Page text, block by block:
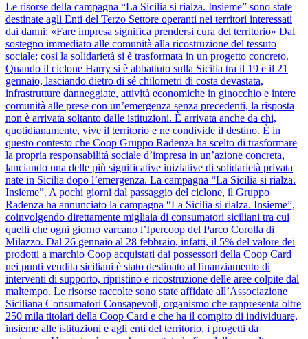
Le risorse della campagna “La Sicilia si rialza. Insieme” sono state
destinate agli Enti del Terzo Settore operanti nei territori interessati
dai danni: «Fare impresa significa prendersi cura del territorio» Dal
sostegno immediato alle comunità alla ricostruzione del tessuto
sociale: così la solidarietà si è trasformata in un progetto concreto.
Quando il ciclone Harry si è abbattuto sulla Sicilia tra il 19 e il 21
gennaio, lasciando dietro di sé chilometri di costa devastata,
infrastrutture danneggiate, attività economiche in ginocchio e intere
comunità alle prese con un’emergenza senza precedenti, la risposta
non è arrivata soltanto dalle istituzioni. È arrivata anche da chi,
quotidianamente, vive il territorio e ne condivide il destino. È in
questo contesto che Coop Gruppo Radenza ha scelto di trasformare
la propria responsabilità sociale d’impresa in un’azione concreta,
lanciando una delle più significative iniziative di solidarietà privata
nate in Sicilia dopo l’emergenza. La campagna “La Sicilia si rialza.
Insieme”. A pochi giorni dal passaggio del ciclone, il Gruppo
Radenza ha annunciato la campagna “La Sicilia si rialza. Insieme”,
coinvolgendo direttamente migliaia di consumatori siciliani tra cui
quelli che ogni giorno varcano l’Ipercoop del Parco Corolla di
Milazzo. Dal 26 gennaio al 28 febbraio, infatti, il 5% del valore dei
prodotti a marchio Coop acquistati dai possessori della Coop Card
nei punti vendita siciliani è stato destinato al finanziamento di
interventi di supporto, ripristino e ricostruzione delle aree colpite dal
maltempo. Le risorse raccolte sono state affidate all’Associazione
Siciliana Consumatori Consapevoli, organismo che rappresenta oltre
250 mila titolari della Coop Card e che ha il compito di individuare,
insieme alle istituzioni e agli enti del territorio, i progetti da